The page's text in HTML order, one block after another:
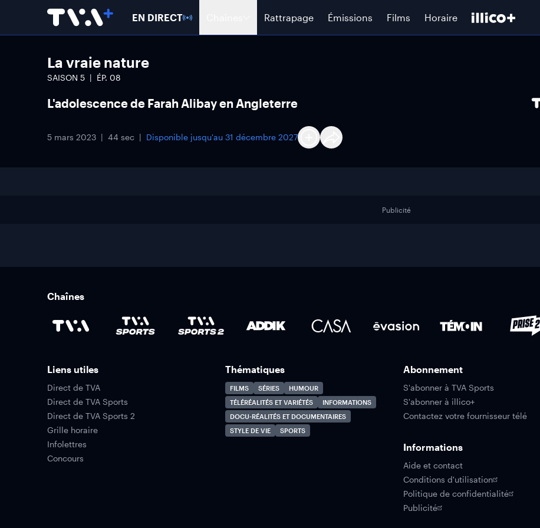
EN DIRECT Rattrapage Émissions Films Horaire
La vraie nature
SAISON 5 ÉP. 08
L'adolescence de Farah Alibay en Angleterre
5 mars 2023 44 sec Disponible jusqu'au 31 décembre 2027
Publicité
Chaînes
Liens utiles
Direct de TVA
Direct de TVA Sports
Direct de TVA Sports 2
Grille horaire
Infolettres
Concours
Thématiques
FILMS SÉRIES
HUMOUR
TÉLÉRÉALITÉS ET VARIÉTÉS
INFORMATIONS
DOCU-RÉALITÉS ET DOCUMENTAIRES
STYLE DE VIE
SPORTS
Abonnement
S'abonner à TVA Sports
S'abonner à illico+
Contactez votre fournisseur télé
Informations
Aide et contact
Conditions d'utilisation
Politique de confidentialité
Publicité